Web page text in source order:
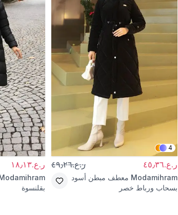
4
ر.ع.٤٥٫٣٦ ر.ع.٤٩٫٢٦
Modamihram معطف مبطن أسود
بسحاب ورباط خصر
ر.ع.١٨٫١٣
بقلنسوة